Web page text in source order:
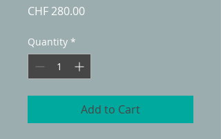
CHF 280.00Price
Quantity *
Add to Cart